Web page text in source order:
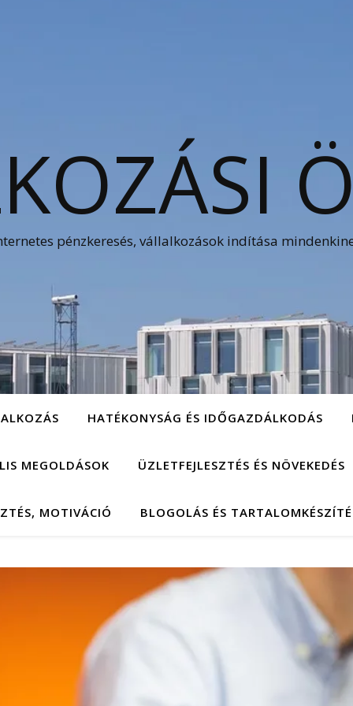
pénzkeresés, vállalkozások indítása
HATÉKONYSÁG ÉS IDŐGAZDÁLKODÁS
MEGOLDÁSOK ÜZLETFEJLESZTÉS ÉS NÖVEKEDÉS
MOTIVÁCIÓ BLOGOLÁS ÉS